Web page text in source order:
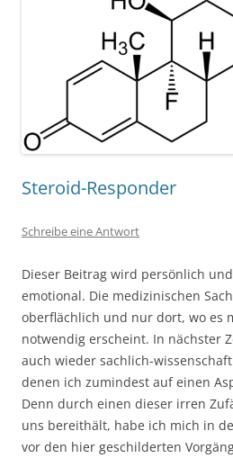
Steroid-Responder
Schreibe eine Antwort
Dieser Beitrag wird persönlich
emotional. Die medizinischen
oberflächlich und nur dort, wo es
notwendig erscheint. In nächster
auch wieder sachlich-
denen ich zumindest auf einen
Denn durch einen dieser irren
uns bereithält, habe ich mich in
vor den hier geschilderten